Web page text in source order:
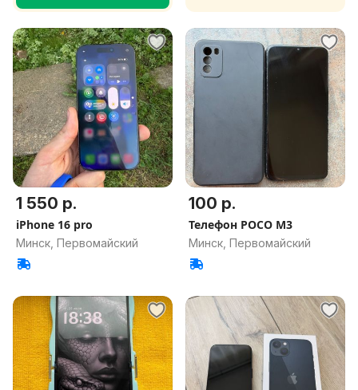
1 550 р.
iPhone 16 pro
Минск, Первомайский
100 р.
Телефон РOCO M3
Минск, Первомайский